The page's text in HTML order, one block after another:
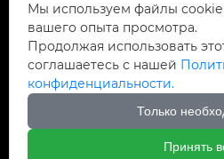
+86-15092551119

Мы в сети
Gaorui708@gmail.com

Мы находимся
№ 15, улица Хунту,
Дэчжоу, провинция
Мы используем файлы
вашего опыта просмотра.
Продолжая использовать
соглашаетесь с нашей
конфиденциальности.
Только
Принять